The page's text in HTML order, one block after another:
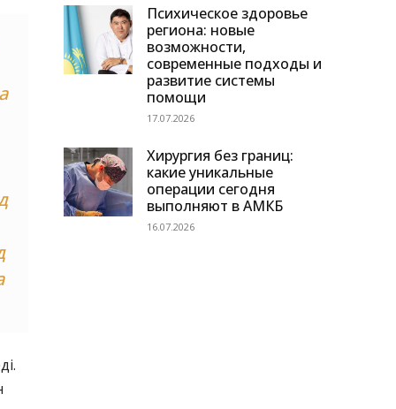
Психическое здоровье
региона: новые
возможности,
современные подходы и
развитие системы
помощи
17.07.2026
Хирургия без границ:
какие уникальные
операции сегодня
выполняют в АМКБ
16.07.2026